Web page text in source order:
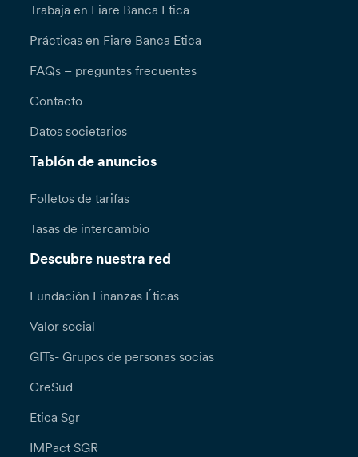
Trabaja en Fiare Banca Etica
Prácticas en Fiare Banca Etica
FAQs – preguntas frecuentes
Contacto
Datos societarios
Tablón de anuncios
Folletos de tarifas
Tasas de intercambio
Descubre nuestra red
Fundación Finanzas Éticas
Valor social
GITs- Grupos de personas socias
CreSud
Etica Sgr
IMPact SGR